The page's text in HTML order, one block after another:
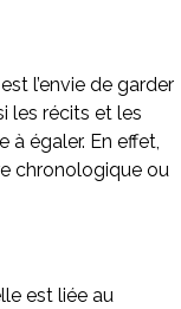
l’envie de garder
les récits et les
à égaler. En effet,
chronologique ou
est liée au